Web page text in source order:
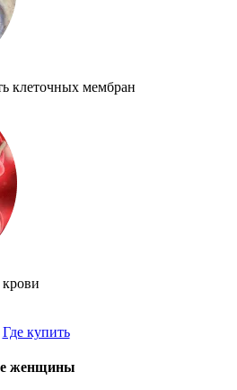
клеточных мембран
Где купить
женщины